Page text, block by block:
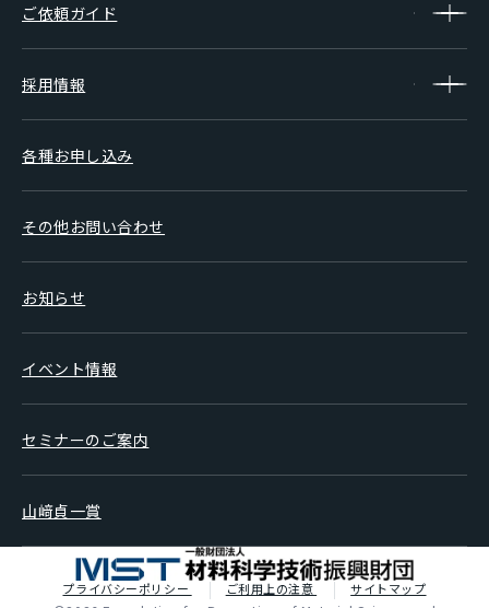
ご依頼ガイド
採用情報
各種お申し込み
その他お問い合わせ
お知らせ
イベント情報
セミナーのご案内
山﨑貞一賞
プライバシーポリシー ご利用上の注意 サイトマップ